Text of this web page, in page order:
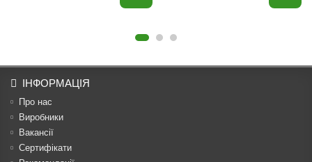
ІНФОРМАЦІЯ
Про нас
Виробники
Вакансії
Сертифікати